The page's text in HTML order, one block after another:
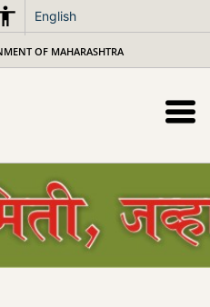
English
OF MAHARASHTRA